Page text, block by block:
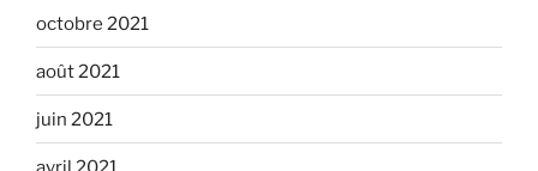
octobre 2021
août 2021
juin 2021